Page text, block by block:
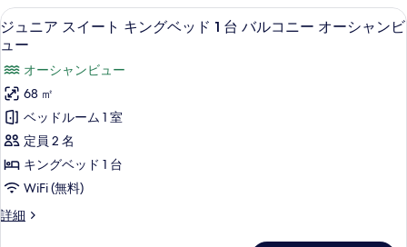
べ
て
の
写
真
を
表
示
す
る
す
べ
て
の
写
真
を
表
示
す
詳
細
ベ
ッ
ド
1
台
バ
ル
コ
ニ
ー
ル
ー
ム
キ
ン
グ
ベ
ッ
ド
台
バ
コ
ジ
ュ
ニ
ア
ス
イ
ー
ト
キ
ミニバー (無料)、セーフティボック
7
ジュニア スイート キングベッド 1 台 バルコニー オーシャンビ
ュー
オーシャンビュー
68 ㎡
ベッドルーム 1 室
定員 2 名
キングベッド 1 台
WiFi (無料)
詳細
ジ